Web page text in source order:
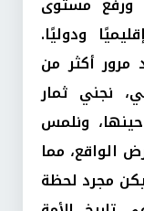
ودوليًا.
مرور أكثر من
نجني ثمار
ونلمس
الواقع، مما
يوليو لم يكن مجرد لحظة